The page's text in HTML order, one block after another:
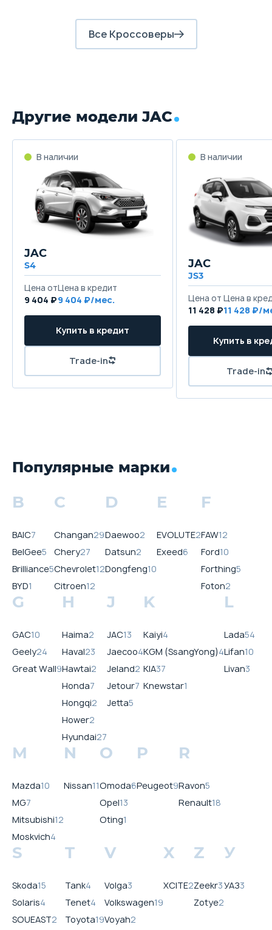
Все Кроссоверы
Другие модели JAC
В наличии
JAC
S4
Цена от
9 404 ₽
Цена в кредит
9 404 ₽/мес.
Купить в кредит
Trade-in
В наличии
JAC
JS3
Цена от
11 428 ₽
Цена в
11 428 ₽/
Купить в
Trade-in
Популярные марки
B
BAIC7
BelGee5
Brilliance5
BYD1
C
Changan29
Chery27
Chevrolet12
Citroen12
D
Daewoo2
Datsun2
Dongfeng10
E
EVOLUTE2
Exeed6
F
FAW12
Ford10
Forthing5
Foton2
G
GAC10
Geely24
Great Wall9
H
Haima2
Haval23
Hawtai2
Honda7
Hongqi2
Hower2
Hyundai27
J
JAC13
Jaecoo4
Jeland2
Jetour7
Jetta5
K
Kaiyi4
KGM (SsangYong)4
KIA37
Knewstar1
L
Lada54
Lifan10
Livan3
M
Mazda10
MG7
Mitsubishi12
Moskvich4
N
Nissan11
O
Omoda6
Opel13
Oting1
P
Peugeot9
R
Ravon5
Renault18
S
Skoda15
Solaris4
SOUEAST2
T
Tank4
Tenet4
Toyota19
V
Volga3
Volkswagen19
Voyah2
X
XCITE2
Z
Zeekr3
Zotye2
У
УАЗ3